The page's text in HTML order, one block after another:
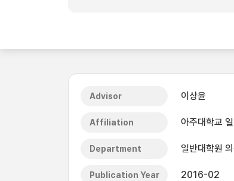
Advisor 이상윤
Affiliation 아주대학교
Department 일반대학원
Publication Year 2016-02